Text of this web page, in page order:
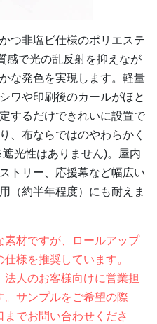
つ非塩ビ仕様のポリエステ
感で光の乱反射を抑えなが
な発色を実現します。軽量
ワや印刷後のカールがほと
するだけできれいに設置で
、布ならではのやわらかく
光性はありません)。屋内
トリー、応援幕など幅広い
（約半年程度）にも耐えま
材ですが、ロールアップ
様を推奨しています。
人のお客様向けに営業担
。サンプルをご希望の際
でお問い合わせくださ